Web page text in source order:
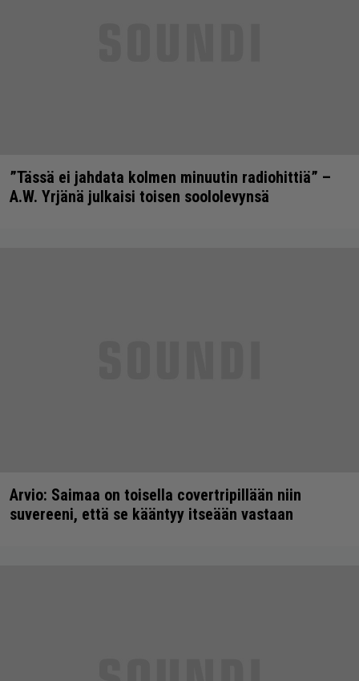
”Tässä ei jahdata kolmen minuutin radiohittiä” –
A.W. Yrjänä julkaisi toisen soololevynsä
Arvio: Saimaa on toisella covertripillään niin
suvereeni, että se kääntyy itseään vastaan